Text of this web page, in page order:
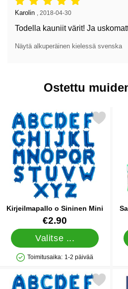
Arvostelu: 5 tähdet / 5,
Arvostelun kirjoittaja:
Karolin 2018-04-30
Todella kauniit värit! Ja
Näytä alkuperäinen kielessä svenska
Ostettu
Kirjeilmapallo o Sininen Mini
Tuote.nro 10974
€2.90
Valitse ...
Saatavuus: Varastossa
Toimitusaika: 1-2 päivää
Merkitse kirjeilmapallo o Sininen
Merkitse kirjeilmapallo n Sininen